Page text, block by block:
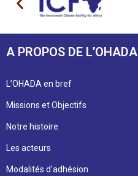
A PROPOS DE L’OHADA
L’OHADA en bref
Missions et Objectifs
Notre histoire
Les acteurs
Modalités d’adhésion